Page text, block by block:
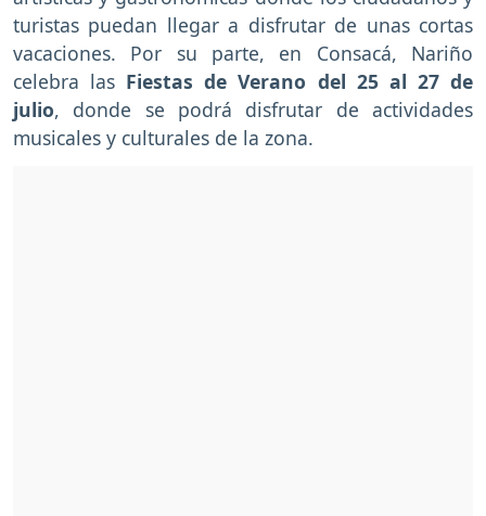
turistas puedan llegar a disfrutar de unas cortas
vacaciones. Por su parte, en Consacá, Nariño
celebra las Fiestas de Verano del 25 al 27 de
julio, donde se podrá disfrutar de actividades
musicales y culturales de la zona.